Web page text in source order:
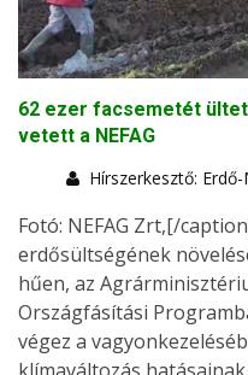
62 ezer facsemetét
vetett a NEFAG
Hírszerkesztő:
Fotó: NEFAG Zrt,[/
erdősültségének
hűen, az
Országfásítási
végez a